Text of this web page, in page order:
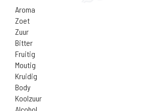
Aroma
Zoet
Zuur
Bitter
Fruitig
Moutig
Kruidig
Body
Koolzuur